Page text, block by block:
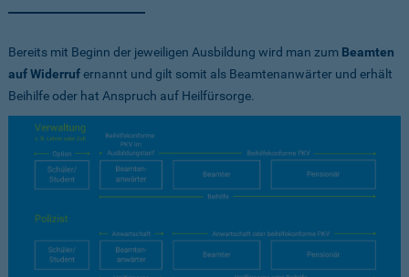
Bereits mit Beginn der jeweiligen Ausbildung wird man zum Beamten
auf Widerrufernannt und gilt somit als Beamtenanwärter und erhält
Beihilfe oder hat Anspruch auf Heilfürsorge.